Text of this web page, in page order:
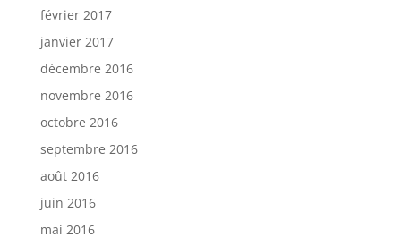
février 2017
janvier 2017
décembre 2016
novembre 2016
octobre 2016
septembre 2016
août 2016
juin 2016
mai 2016